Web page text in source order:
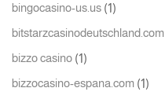
bingocasino-us.us (1)
bitstarzcasinodeutschland.com
bizzo casino (1)
bizzocasino-espana.com (1)